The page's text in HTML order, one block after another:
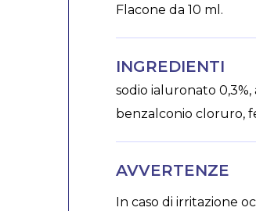
Flacone da 10 ml.
INGREDIENTI
sodio ialuronato
benzalconio cloruro,
AVVERTENZE
In caso di irritazione